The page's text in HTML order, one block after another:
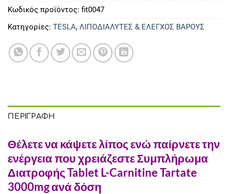
Κωδικός προϊόντος: fit0047
Κατηγορίες: TESLA, ΛΙΠΟΔΙΑΛΥΤΕΣ & ΕΛΕΓΧΟΣ ΒΑΡΟΥΣ
ΠΕΡΙΓΡΑΦΉ
Θέλετε να κάψετε λίπος ενώ παίρνετε την
ενέργεια που χρειάζεστε Συμπλήρωμα
Διατροφής Tablet L-Carnitine Tartate
3000mg ανά δόση